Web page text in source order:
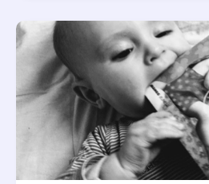
APPEL À SOUTIEN